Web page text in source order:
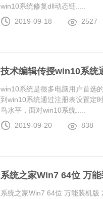
win10系统修复dll动态链.....
2019-09-18
2527
技术编辑传授win10系统
win10系统是很多电脑用户首选
到win10系统通过注册表设置定
鸟水平，面对win10系统.....
2019-09-20
838
系统之家Win7 64位 万
系统之家Win7 64位 万能装机